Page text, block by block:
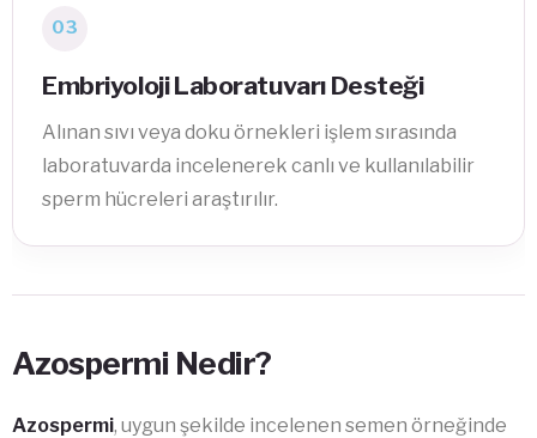
03
Embriyoloji Laboratuvarı Desteği
Alınan sıvı veya doku örnekleri işlem sırasında
laboratuvarda incelenerek canlı ve kullanılabilir
sperm hücreleri araştırılır.
Azospermi Nedir?
Azospermi, uygun şekilde incelenen semen örneğinde